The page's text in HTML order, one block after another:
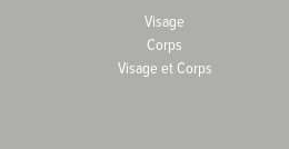
Visage
Corps
Visage et Corps